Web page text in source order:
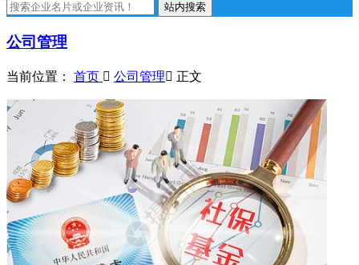
站内搜索
公司管理
当前位置： 首页  公司管理 正文